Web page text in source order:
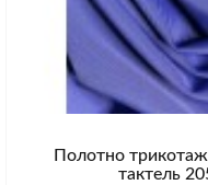
Полотно
тактель